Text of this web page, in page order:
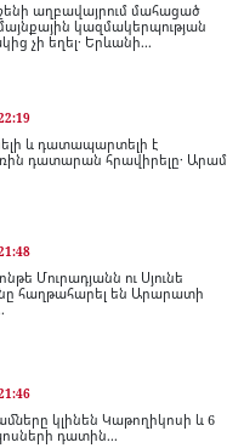
աղբավայրում մահացած
կազմակերպության
չի եղել․ Երևանի...
և դատապարտելի է
դատարան հրավիրելը․ Արամ
Մուրադյանն ու Սյունե
հաղթահարել են Արարատի
կլինեն Կաթողիկոսի և 6
դատին...